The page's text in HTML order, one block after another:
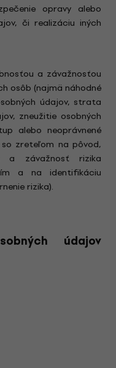
opravy alebo
či realizáciu iných
a závažnosťou
osôb (najmä náhodné
údajov, strata
zneužitie osobných
alebo neoprávnené
zreteľom na pôvod,
a závažnosť rizika
a na identifikáciu
rizika).
údajov